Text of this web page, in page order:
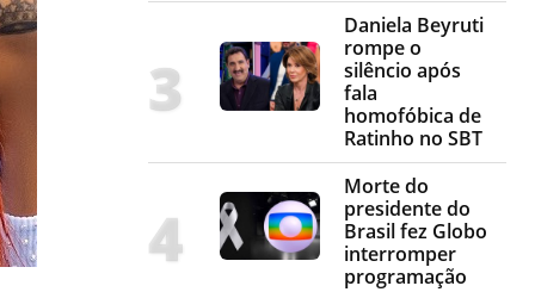
Daniela Beyruti
rompe o
silêncio após
fala
homofóbica de
Ratinho no SBT
Morte do
presidente do
Brasil fez Globo
interromper
programação